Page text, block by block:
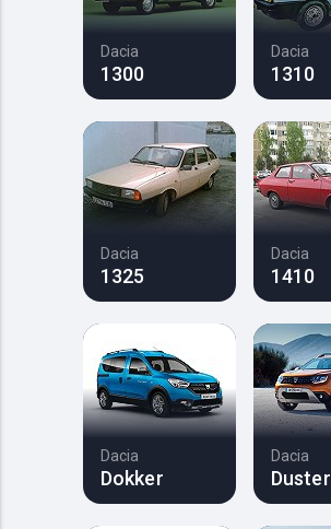
Dacia
1300
Dacia
1310
Dacia
1325
Dacia
1410
Dacia
Dokker
Dacia
Duster